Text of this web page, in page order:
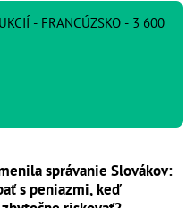
- FRANCÚZSKO - 3 600
správanie Slovákov:
s peniazmi, keď